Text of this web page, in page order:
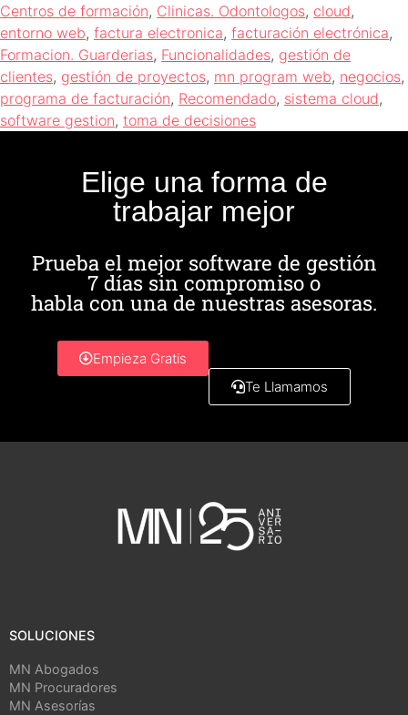
Centros de formación, Clinicas. Odontologos, cloud,
entorno web, factura electronica, facturación electrónica,
Formacion. Guarderias, Funcionalidades, gestión de
clientes, gestión de proyectos, mn program web, negocios,
programa de facturación, Recomendado, sistema cloud,
software gestion, toma de decisiones
Elige una forma de
trabajar mejor
Prueba el mejor software de gestión
7 días sin compromiso o
habla con una de nuestras asesoras.
Empieza Gratis
Te Llamamos
SOLUCIONES
MN Abogados
MN Procuradores
MN Asesorías